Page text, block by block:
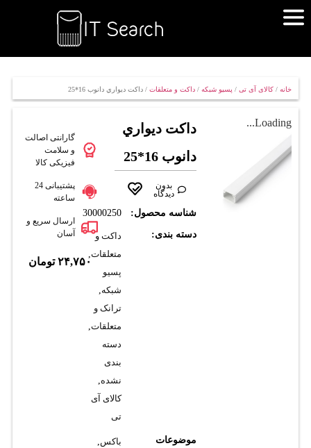
خانه/ کالای آی تی/ پسیو شبکه/ داکت و متعلقات/ داکت ديواري دانوب 16*25
Loading...
داکت ديواري
دانوب 16*25
بدون
دیدگاه
شناسه محصول: 30000250
دسته بندی:
داکت و
متعلقات,
پسیو
شبکه,
ترانک و
متعلقات,
دسته
بندی
نشده,
کالای آی
تی
موضوعات باکس,
گارانتی اصالت
و سلامت
فیزیکی کالا
پشتیبانی 24
ساعته
ارسال سریع و
آسان
۲۴,۷۵۰ تومان